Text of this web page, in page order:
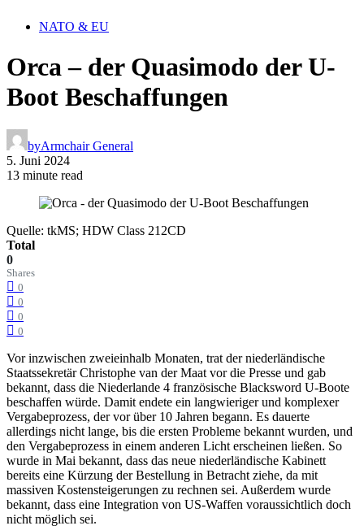
NATO & EU
Orca – der Quasimodo der U-
Boot Beschaffungen
byArmchair General
5. Juni 2024
13 minute read
Quelle: tkMS; HDW Class 212CD
Total
0
Shares
0
0
0
0
Vor inzwischen zweieinhalb Monaten, trat der niederländische
Staatssekretär Christophe van der Maat vor die Presse und gab
bekannt, dass die Niederlande 4 französische Blacksword U-Boote
beschaffen würde. Damit endete ein langwieriger und komplexer
Vergabeprozess, der vor über 10 Jahren begann. Es dauerte
allerdings nicht lange, bis die ersten Probleme bekannt wurden, und
den Vergabeprozess in einem anderen Licht erscheinen ließen. So
wurde in Mai bekannt, dass das neue niederländische Kabinett
bereits eine Kürzung der Bestellung in Betracht ziehe, da mit
massiven Kostensteigerungen zu rechnen sei. Außerdem wurde
bekannt, dass eine Integration von US-Waffen voraussichtlich doch
nicht möglich sei.